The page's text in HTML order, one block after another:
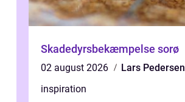
Skadedyrsbekæmpelse sorø
02 august 2026
Lars Pedersen
inspiration